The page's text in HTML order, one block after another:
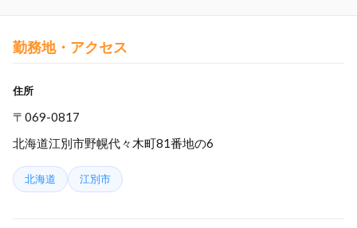
勤務地・アクセス
住所
〒069-0817
北海道江別市野幌代々木町81番地の6
北海道 江別市